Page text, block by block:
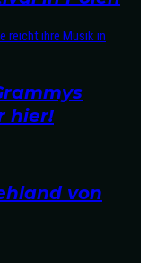
hier!
von